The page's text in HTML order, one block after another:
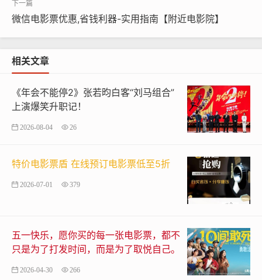
微信电影票优惠,省钱利器-实用指南【附近电影院】
相关文章
《年会不能停2》张若昀白客“刘马组合”
上演爆笑升职记！
2026-08-04 26
特价电影票盾 在线预订电影票低至5折
2026-07-01 379
五一快乐，愿你买的每一张电影票，都不
只是为了打发时间，而是为了取悦自己。
2026-04-30 266